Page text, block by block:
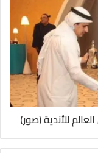
للأندية (صور)